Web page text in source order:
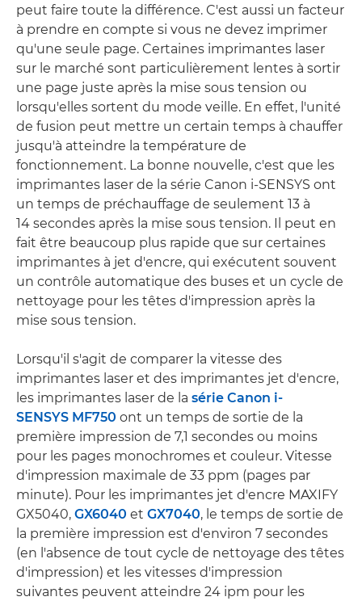
peut faire toute la différence. C'est aussi un facteur
à prendre en compte si vous ne devez imprimer
qu'une seule page. Certaines imprimantes laser
sur le marché sont particulièrement lentes à sortir
une page juste après la mise sous tension ou
lorsqu'elles sortent du mode veille. En effet, l'unité
de fusion peut mettre un certain temps à chauffer
jusqu'à atteindre la température de
fonctionnement. La bonne nouvelle, c'est que les
imprimantes laser de la série Canon i-SENSYS ont
un temps de préchauffage de seulement 13 à
14 secondes après la mise sous tension. Il peut en
fait être beaucoup plus rapide que sur certaines
imprimantes à jet d'encre, qui exécutent souvent
un contrôle automatique des buses et un cycle de
nettoyage pour les têtes d'impression après la
mise sous tension.
Lorsqu'il s'agit de comparer la vitesse des
imprimantes laser et des imprimantes jet d'encre,
les imprimantes laser de la série Canon i-
SENSYS MF750 ont un temps de sortie de la
première impression de 7,1 secondes ou moins
pour les pages monochromes et couleur. Vitesse
d'impression maximale de 33 ppm (pages par
minute). Pour les imprimantes jet d'encre MAXIFY
GX5040, GX6040 et GX7040, le temps de sortie de
la première impression est d'environ 7 secondes
(en l'absence de tout cycle de nettoyage des têtes
d'impression) et les vitesses d'impression
suivantes peuvent atteindre 24 ipm pour les